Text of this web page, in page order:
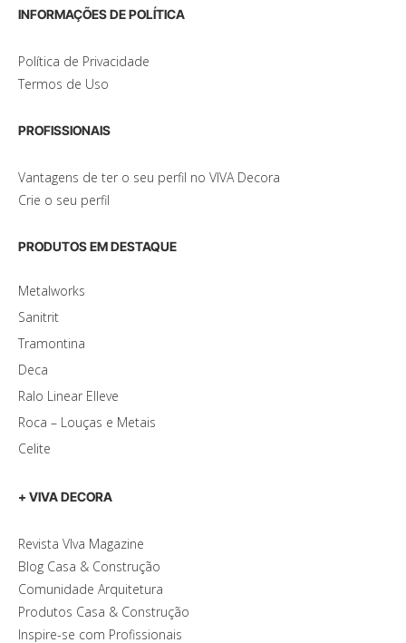
INFORMAÇÕES DE POLÍTICA
Política de Privacidade
Termos de Uso
PROFISSIONAIS
Vantagens de ter o seu perfil no VIVA Decora
Crie o seu perfil
PRODUTOS EM DESTAQUE
Metalworks
Sanitrit
Tramontina
Deca
Ralo Linear Elleve
Roca – Louças e Metais
Celite
+ VIVA DECORA
Revista VIva Magazine
Blog Casa & Construção
Comunidade Arquitetura
Produtos Casa & Construção
Inspire-se com Profissionais